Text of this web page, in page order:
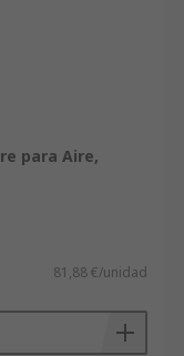
para Aire,
81,88 €/unidad